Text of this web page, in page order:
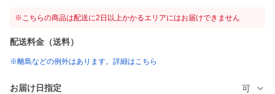
※こちらの商品は配送に2日以上かかるエリアにはお届けできません
配送料金（送料）
※離島などの例外はあります。詳細はこちら
お届け日指定 可